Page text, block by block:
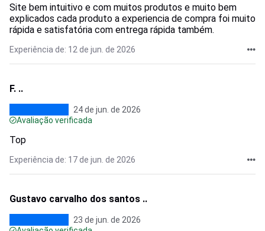
Site bem intuitivo e com muitos produtos e muito bem
explicados cada produto a experiencia de compra foi muito
rápida e satisfatória com entrega rápida também.
Experiência de: 12 de jun. de 2026
F. ..
24 de jun. de 2026
Avaliação verificada
Top
Experiência de: 17 de jun. de 2026
Gustavo carvalho dos santos ..
23 de jun. de 2026